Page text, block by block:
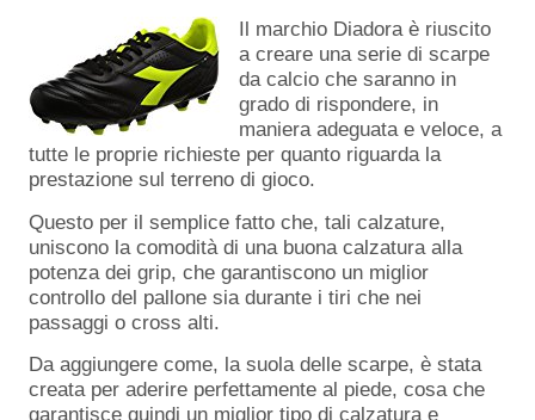
Il marchio Diadora è riuscito
a creare una serie di scarpe
da calcio che saranno in
grado di rispondere, in
maniera adeguata e veloce, a
tutte le proprie richieste per quanto riguarda la
prestazione sul terreno di gioco.
Questo per il semplice fatto che, tali calzature,
uniscono la comodità di una buona calzatura alla
potenza dei grip, che garantiscono un miglior
controllo del pallone sia durante i tiri che nei
passaggi o cross alti.
Da aggiungere come, la suola delle scarpe, è stata
creata per aderire perfettamente al piede, cosa che
garantisce quindi un miglior tipo di calzatura e